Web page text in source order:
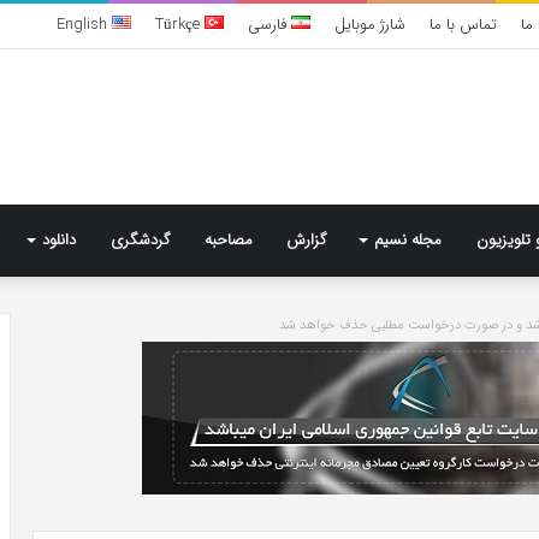
تماس با ما شارژ موبایل فارسی Türkçe
English
تلویزیون مجله نسیم گزارش مصاحبه گردشگری دانلود
و در صورت درخواست مطلبی حذف خواهد شد
سندرم
پرادر-
ویلی
چگونه
انجام
4 روز پیش